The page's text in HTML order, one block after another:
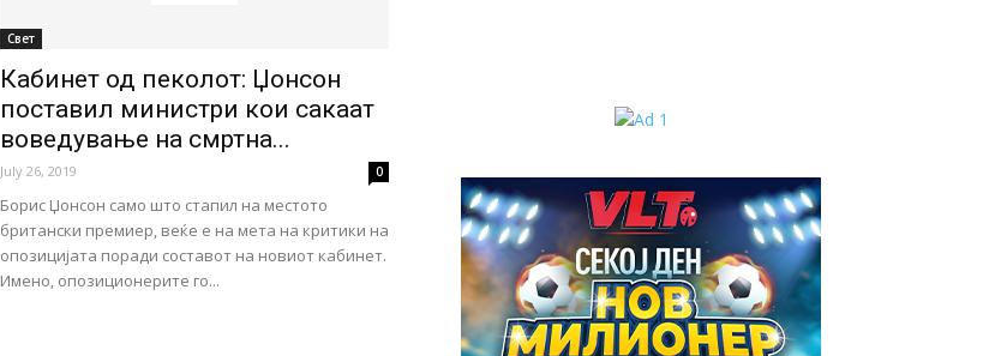
Свет
Кабинет од пеколот: Џонсон
поставил министри кои сакаат
воведување на смртна...
July 26, 2019 0
Борис Џонсон само што стапил на местото
британски премиер, веќе е на мета на критики на
опозицијата поради составот на новиот кабинет.
Имено, опозиционерите го...